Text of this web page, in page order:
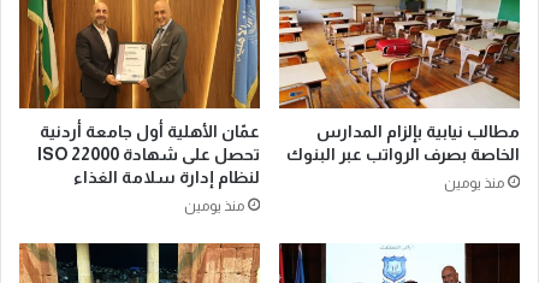
مطالب نيابية بإلزام المدارس
الخاصة بصرف الرواتب عبر البنوك
منذ يومين
عمّان الأهلية أول جامعة أردنية
تحصل على شهادة ISO 22000
لنظام إدارة سلامة الغذاء
منذ يومين